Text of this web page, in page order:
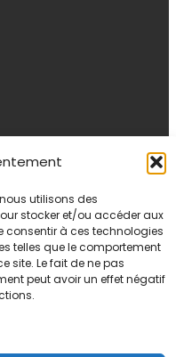
utilisons des
stocker et/ou accéder aux
consentir à ces technologies
telles que le comportement
site. Le fait de ne pas
peut avoir un effet négatif
et coach.
en douceur »
la
et les relations